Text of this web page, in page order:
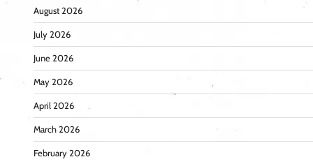
August 2026
July 2026
June 2026
May 2026
April 2026
March 2026
February 2026